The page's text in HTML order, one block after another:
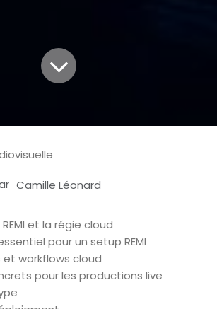
Camille Léonard
et la régie cloud
pour un setup REMI
et workflows cloud
pour les productions live